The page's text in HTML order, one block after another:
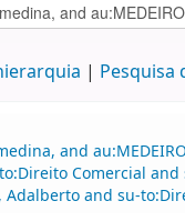
Pesquisa
and
Comercial
Adalberto and su-